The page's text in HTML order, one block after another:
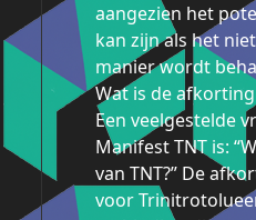
aangezien het
kan zijn als het
manier wordt
Wat is de afkorting
Een veelgestelde
Manifest TNT is:
van TNT?” De
voor